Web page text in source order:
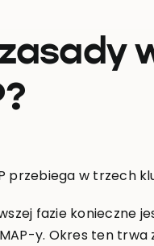
przebiega w trzech
fazie konieczne
y. Okres ten